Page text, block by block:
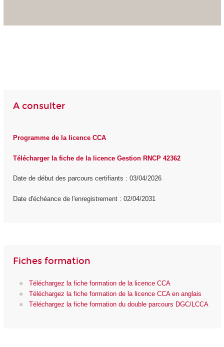
A consulter
Programme de la licence CCA
Télécharger la fiche de la licence Gestion RNCP 42362
Date de début des parcours certifiants : 03/04/2026
Date d'échéance de l'enregistrement : 02/04/2031
Fiches formation
Téléchargez la fiche formation de la licence CCA
Téléchargez la fiche formation de la licence CCA en anglais
Téléchargez la fiche formation du double parcours DGC/LCCA